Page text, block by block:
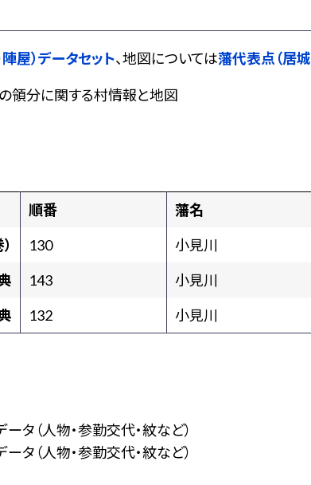
屋）データセット、地図については藩代表点（居城
領分に関する村情報と地図
順番 藩名
130 小見川
143 小見川
132 小見川
タ（人物・参勤交代・紋など）
タ（人物・参勤交代・紋など）